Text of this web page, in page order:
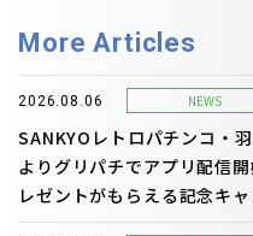
More Articles
2026.08.06 NEWS
SANKYOレトロパチンコ・
よりグリパチでアプリ配信
レゼントがもらえる記念キ